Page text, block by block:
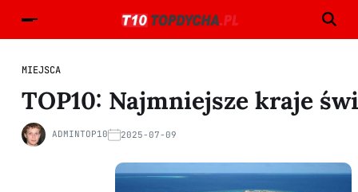
MIEJSCA
TOP10: Najmniejsze kraje
ADMINTOP10 2025-07-09